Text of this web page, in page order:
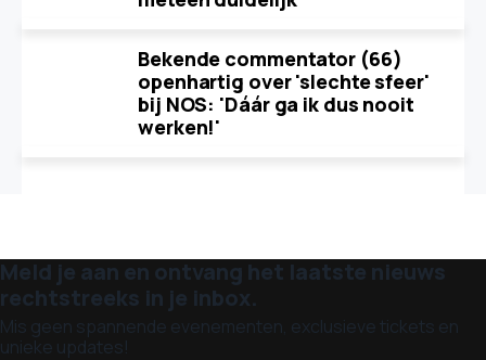
Bekende commentator (66)
openhartig over 'slechte sfeer'
bij NOS: 'Dáár ga ik dus nooit
werken!'
Meld je aan en ontvang het laatste nieuws
rechtstreeks in je inbox.
Mis geen spannende evenementen, exclusieve tickets en
unieke updates!